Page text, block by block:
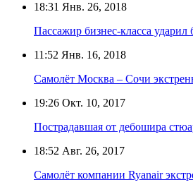
18:31 Янв. 26, 2018
Пассажир бизнес-класса
11:52 Янв. 16, 2018
Самолёт Москва – Сочи
19:26 Окт. 10, 2017
Пострадавшая от дебошира
18:52 Авг. 26, 2017
Самолёт компании Ryanair